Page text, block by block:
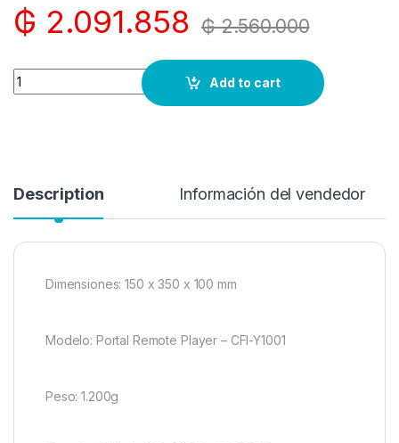
₲ 2.091.858 ₲2.560.000
Quantity
Add to cart
Description Información del vendedor
Dimensiones: 150 x 350 x 100 mm
Modelo: Portal Remote Player – CFI-Y1001
Peso: 1.200g